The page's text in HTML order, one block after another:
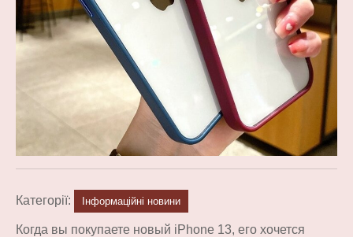
Категорії: Інформаційні новини
Когда вы покупаете новый iPhone 13, его хочется